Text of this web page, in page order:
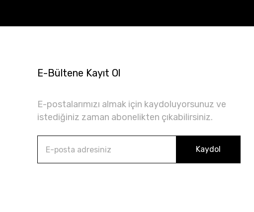
E-Bültene Kayıt Ol
E-postalarımızı almak için kaydoluyorsunuz ve
istediğiniz zaman abonelikten çıkabilirsiniz.
Kaydol